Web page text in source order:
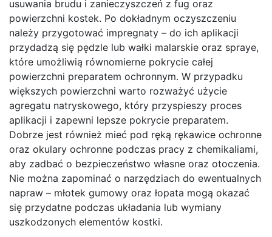
usuwania brudu i zanieczyszczeń z fug oraz
powierzchni kostek. Po dokładnym oczyszczeniu
należy przygotować impregnaty – do ich aplikacji
przydadzą się pędzle lub wałki malarskie oraz spraye,
które umożliwią równomierne pokrycie całej
powierzchni preparatem ochronnym. W przypadku
większych powierzchni warto rozważyć użycie
agregatu natryskowego, który przyspieszy proces
aplikacji i zapewni lepsze pokrycie preparatem.
Dobrze jest również mieć pod ręką rękawice ochronne
oraz okulary ochronne podczas pracy z chemikaliami,
aby zadbać o bezpieczeństwo własne oraz otoczenia.
Nie można zapominać o narzędziach do ewentualnych
napraw – młotek gumowy oraz łopata mogą okazać
się przydatne podczas układania lub wymiany
uszkodzonych elementów kostki.